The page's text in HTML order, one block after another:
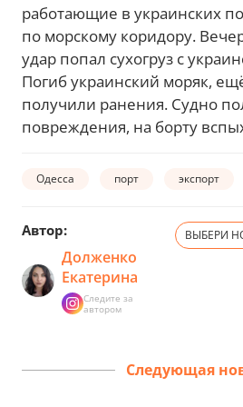
работающие в украинских
по морскому коридору.
удар попал сухогруз с
Погиб украинский моряк,
получили ранения. Судно
повреждения, на борту
Одесса порт экспорт
Автор:
Долженко
Екатерина
Следите за
автором
ВЫБЕРИ
Следующая